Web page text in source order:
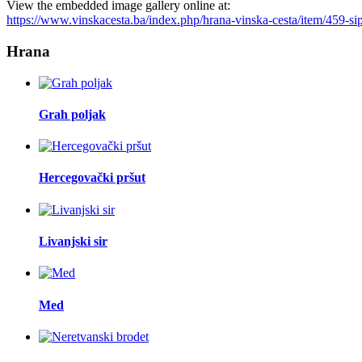
View the embedded image gallery online at:
https://www.vinskacesta.ba/index.php/hrana-vinska-cesta/item/459-
Hrana
Grah poljak
Hercegovački pršut
Livanjski sir
Med